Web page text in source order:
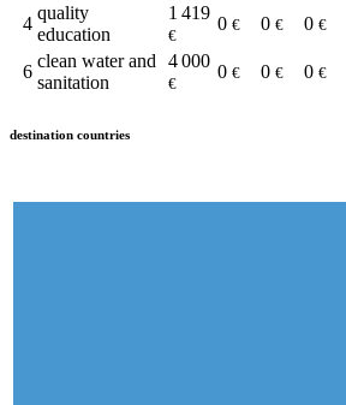
4
quality
education
1 419
€
0 € 0 € 0 €
6
clean water and
sanitation
4 000
€
0 € 0 € 0 €
destination countries